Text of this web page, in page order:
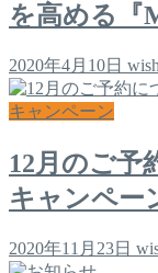
を高める『
2020年4月10日 wish
キャンペーン
12月のご予
キャンペー
2020年11月23日